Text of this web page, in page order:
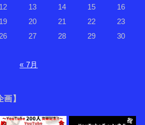
12 13 14 15
16
19 20 21 22
23
26 27 28 29
30
« 7月
】